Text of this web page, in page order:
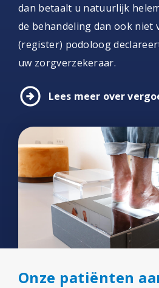
dan betaalt u natuurlijk
de behandeling dan ook niet
(register) podoloog
uw zorgverzekeraar.
arrow_circle_right Lees meer over
Onze patiënten